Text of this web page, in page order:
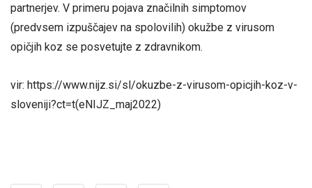
partnerjev. V primeru pojava značilnih simptomov
(predvsem izpuščajev na spolovilih) okužbe z virusom
opičjih koz se posvetujte z zdravnikom.
vir: https://www.nijz.si/sl/okuzbe-z-virusom-opicjih-koz-v-
sloveniji?ct=t(eNIJZ_maj2022)